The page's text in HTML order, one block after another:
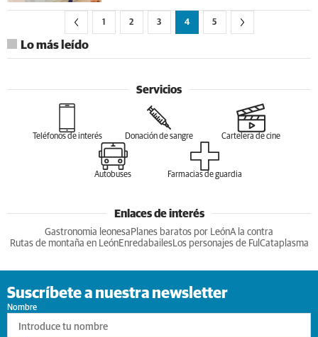
1 2 3 4 5
Lo más leído
Servicios
Teléfonos de interés Donación de sangre Cartelera de cine
Autobuses Farmacias de guardia
Enlaces de interés
Gastronomia leonesa Planes baratos por LeónA la contra
Rutas de montaña en LeónEnredabailesLos personajes de Ful Cataplasma
Suscríbete a nuestra newsletter
Nombre